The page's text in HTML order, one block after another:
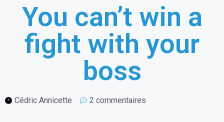
You can’t win a
fight with your
boss
Cédric Annicette 2 commentaires